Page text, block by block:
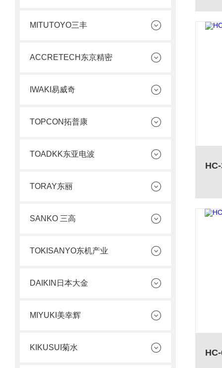
MITUTOYO三丰
ACCRETECH东京精密
IWAKI易威奇
TOPCON拓普康
TOADKK东亚电波
TORAY东丽
SANKO 三高
TOKISANYO东机产业
DAIKIN日本大金
MIYUKI美幸辉
KIKUSUI菊水